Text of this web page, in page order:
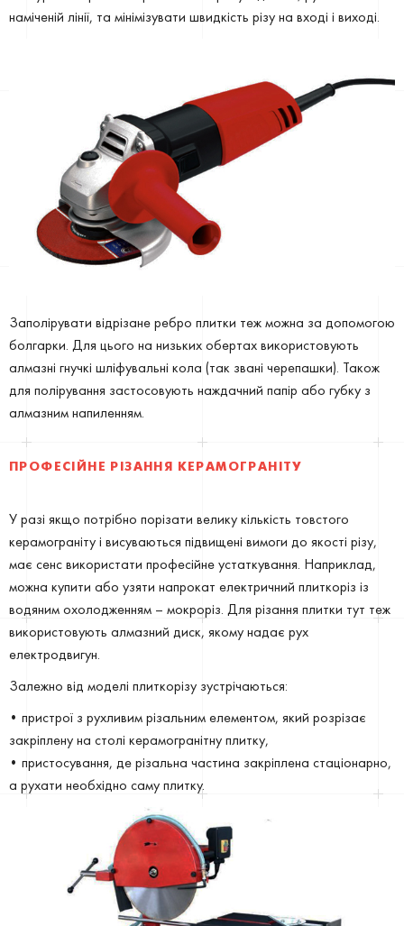
наміченій лінії, та мінімізувати швидкість різу на вході і виході.
Заполірувати відрізане ребро плитки теж можна за допомогою
болгарки. Для цього на низьких обертах використовують
алмазні гнучкі шліфувальні кола (так звані черепашки). Також
для полірування застосовують наждачний папір або губку з
алмазним напиленням.
ПРОФЕСІЙНЕ РІЗАННЯ КЕРАМОГРАНІТУ
У разі якщо потрібно порізати велику кількість товстого
керамограніту і висуваються підвищені вимоги до якості різу,
має сенс використати професійне устаткування. Наприклад,
можна купити або узяти напрокат електричний плиткоріз із
водяним охолодженням – мокроріз. Для різання плитки тут теж
використовують алмазний диск, якому надає рух
електродвигун.
Залежно від моделі плиткорізу зустрічаються:
• пристрої з рухливим різальним елементом, який розрізає
закріплену на столі керамогранітну плитку,
• пристосування, де різальна частина закріплена стаціонарно,
а рухати необхідно саму плитку.